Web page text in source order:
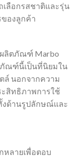
เลือกรสชาติและรุ่น
องลูกค้า
ผลิตภัณฑ์ Marbo
ภัณฑ์นี้เป็นที่นิยมใน
ล์ นอกจากความ
ะสิทธิภาพการใช้
งด้านรูปลักษณ์และ
ลายเพื่อตอบ